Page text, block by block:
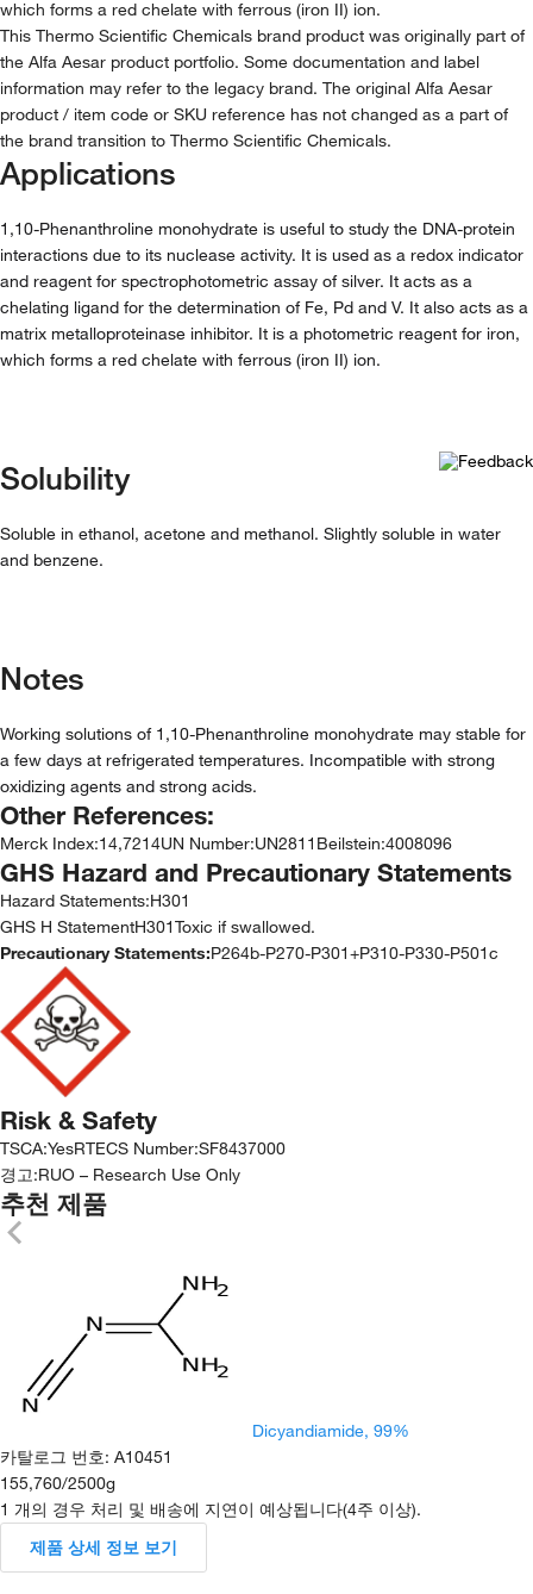
which forms a red chelate with ferrous (iron II) ion.
This Thermo Scientific Chemicals brand product was originally part of
the Alfa Aesar product portfolio. Some documentation and label
information may refer to the legacy brand. The original Alfa Aesar
product / item code or SKU reference has not changed as a part of
the brand transition to Thermo Scientific Chemicals.
Applications
1,10-Phenanthroline monohydrate is useful to study the DNA-protein
interactions due to its nuclease activity. It is used as a redox indicator
and reagent for spectrophotometric assay of silver. It acts as a
chelating ligand for the determination of Fe, Pd and V. It also acts as a
matrix metalloproteinase inhibitor. It is a photometric reagent for iron,
which forms a red chelate with ferrous (iron II) ion.
Solubility
Soluble in ethanol, acetone and methanol. Slightly soluble in water
and benzene.
Notes
Working solutions of 1,10-Phenanthroline monohydrate may stable for
a few days at refrigerated temperatures. Incompatible with strong
oxidizing agents and strong acids.
Other References:
Merck Index:14,7214UN Number:UN2811 Beilstein:4008096
GHS Hazard and Precautionary Statements
Hazard Statements:H301
GHS H StatementH301Toxic if swallowed.
Precautionary Statements:P264b-P270-P301+P310-P330-P501c
Risk & Safety
TSCA:YesRTECS Number:SF8437000
경고:RUO – Research Use Only
추천 제품
Dicyandiamide, 99%
카탈로그 번호: A10451
155,760/2500g
1 개의 경우 처리 및 배송에 지연이 예상됩니다(4주 이상).
제품 상세 정보 보기